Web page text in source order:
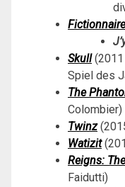
Fictionnaire
Skull(2011
Spiel des
The
Colombier)
Twinz
Watizit
Reigns:
Faidutti)